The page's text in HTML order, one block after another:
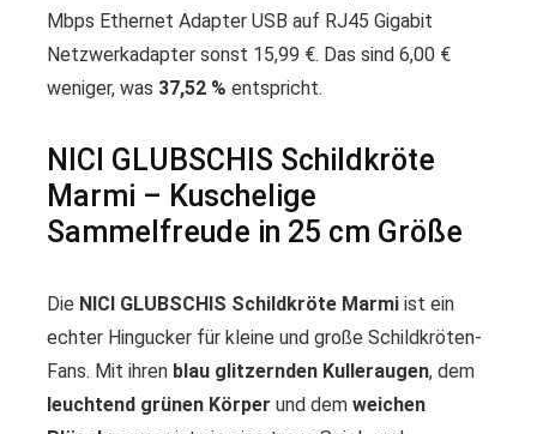
Mbps Ethernet Adapter USB auf RJ45 Gigabit
Netzwerkadapter sonst 15,99 €. Das sind 6,00 €
weniger, was 37,52 % entspricht.
NICI GLUBSCHIS Schildkröte
Marmi – Kuschelige
Sammelfreude in 25 cm Größe
Die NICI GLUBSCHIS Schildkröte Marmi ist ein
echter Hingucker für kleine und große Schildkröten-
Fans. Mit ihren blau glitzernden Kulleraugen, dem
leuchtend grünen Körper und dem weichen